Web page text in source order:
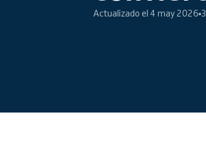
Reservas en línea
Actualizado el 4 may 2026